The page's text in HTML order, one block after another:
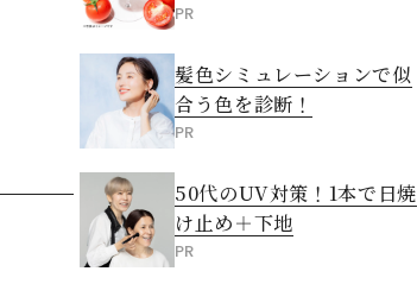
PR
髪色シミュレーションで似
合う色を診断！
PR
50代のUV対策！1本で日焼
け止め＋下地
PR